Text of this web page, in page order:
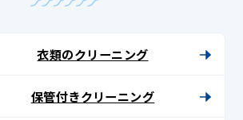
衣類のクリーニング
保管付きクリーニング